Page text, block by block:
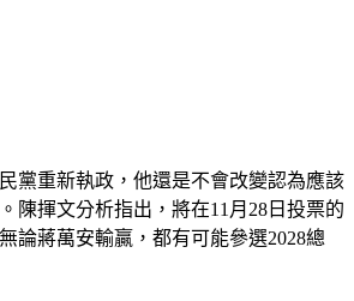
黨重新執政，他還是不會改變認為應該
陳揮文分析指出，將在11月28日投票的
論蔣萬安輸贏，都有可能參選2028總